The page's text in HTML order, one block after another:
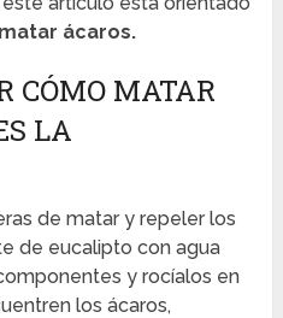
ácaros.
CÓMO MATAR
LA
de matar y repeler los
de eucalipto con agua
y rocíalos en
los ácaros,